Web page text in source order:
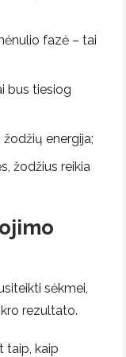
fazė – tai
bus tiesiog
energija;
žodžius reikia
sėkmei,
rezultato.
taip, kaip